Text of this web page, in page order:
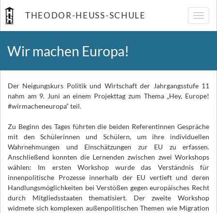
THEODOR-HEUSS-SCHULE
Wir machen Europa!
Der Neigungskurs Politik und Wirtschaft der Jahrgangsstufe 11
nahm am 9. Juni an einem Projekttag zum Thema „Hey, Europe!
#wirmacheneuropa“ teil.
Zu Beginn des Tages führten die beiden Referentinnen Gespräche
mit den Schülerinnen und Schülern, um ihre individuellen
Wahrnehmungen und Einschätzungen zur EU zu erfassen.
Anschließend konnten die Lernenden zwischen zwei Workshops
wählen: Im ersten Workshop wurde das Verständnis für
innenpolitische Prozesse innerhalb der EU vertieft und deren
Handlungsmöglichkeiten bei Verstößen gegen europäisches Recht
durch Mitgliedsstaaten thematisiert. Der zweite Workshop
widmete sich komplexen außenpolitischen Themen wie Migration